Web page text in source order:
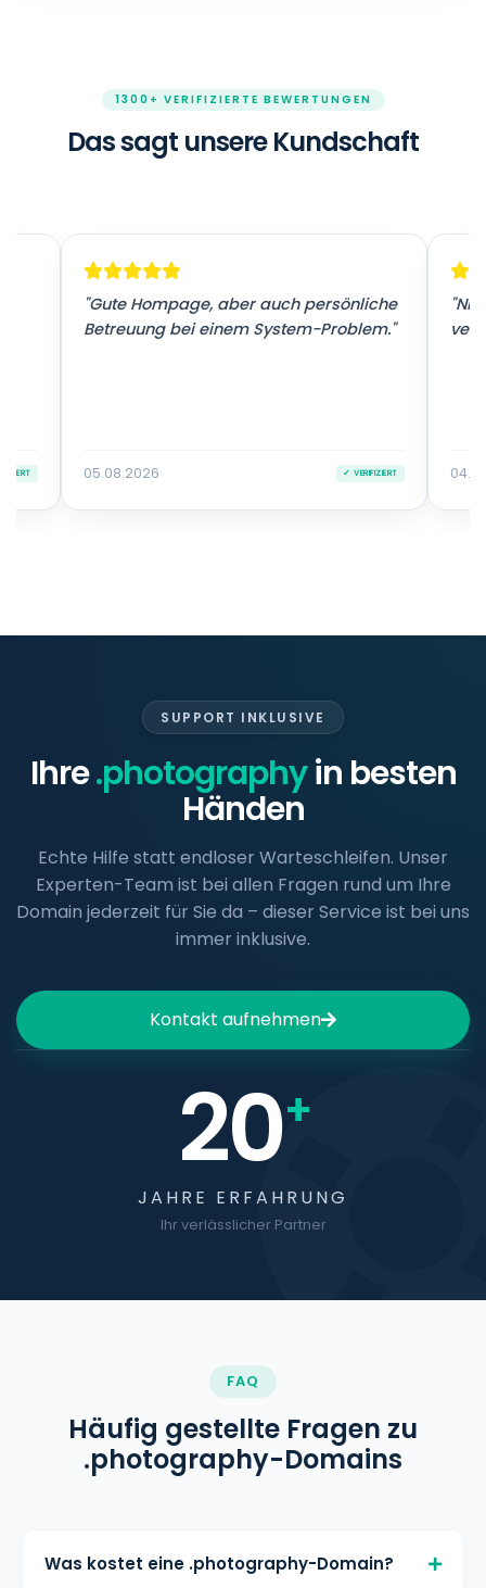
1300+ VERIFIZIERTE BEWERTUNGEN
Das sagt unsere Kundschaft
"Gute Hompage, aber auch persönliche
Betreuung bei einem System-Problem."
05.08.2026 ✓ VERIFIZIERT
SUPPORT INKLUSIVE
Ihre.photographyin besten
Händen
Echte Hilfe statt endloser Warteschleifen. Unser
Experten-Team ist bei allen Fragen rund um Ihre
Domain jederzeit für Sie da – dieser Service ist bei uns
immer inklusive.
Kontakt aufnehmen
20+
JAHRE ERFAHRUNG
Ihr verlässlicher Partner
FAQ
Häufig gestellte Fragen zu
.photography-Domains
Was kostet eine .photography-Domain?